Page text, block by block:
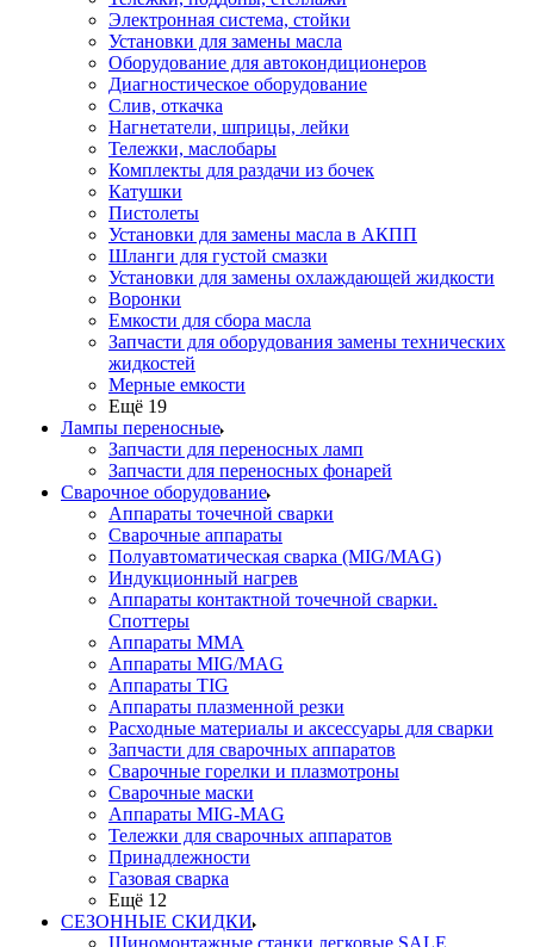
Электронная система, стойки
Установки для замены масла
Оборудование для автокондиционеров
Диагностическое оборудование
Слив, откачка
Нагнетатели, шприцы, лейки
Тележки, маслобары
Комплекты для раздачи из бочек
Катушки
Пистолеты
Установки для замены масла в АКПП
Шланги для густой смазки
Установки для замены охлаждающей жидкости
Воронки
Емкости для сбора масла
Запчасти для оборудования замены технических
жидкостей
Мерные емкости
Ещё 19
Лампы переносные
Запчасти для переносных ламп
Запчасти для переносных фонарей
Сварочное оборудование
Аппараты точечной сварки
Сварочные аппараты
Полуавтоматическая сварка (MIG/MAG)
Индукционный нагрев
Аппараты контактной точечной сварки.
Споттеры
Аппараты MMA
Аппараты MIG/MAG
Аппараты TIG
Аппараты плазменной резки
Расходные материалы и аксессуары для сварки
Запчасти для сварочных аппаратов
Сварочные горелки и плазмотроны
Сварочные маски
Аппараты MIG-MAG
Тележки для сварочных аппаратов
Принадлежности
Газовая сварка
Ещё 12
СЕЗОННЫЕ СКИДКИ
Шиномонтажные станки легковые SALE